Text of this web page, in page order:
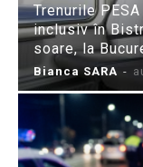
Trenurile
inclusiv în
soare, la
Bianca SARA -